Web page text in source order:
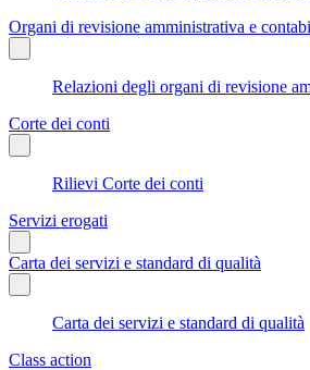
Organi di revisione amministrativa e
Relazioni degli organi di revisione
Corte dei conti
Rilievi Corte dei conti
Servizi erogati
Carta dei servizi e standard di qualità
Carta dei servizi e standard di qualità
Class action